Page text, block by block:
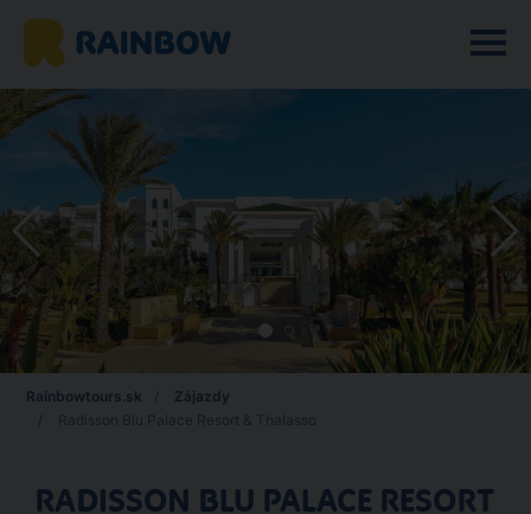
Rainbowtours.sk
Zájazdy
RADISSON BLU PALACE RESORT